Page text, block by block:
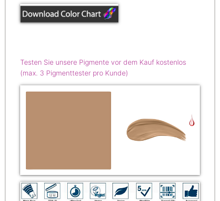
Testen Sie unsere Pigmente vor dem Kauf kostenlos
(max. 3 Pigmenttester pro Kunde)